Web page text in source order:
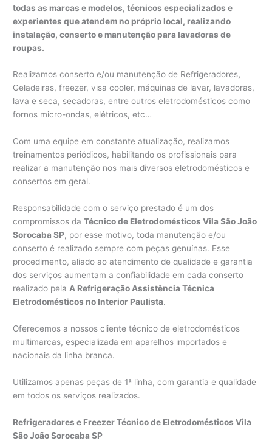
todas as marcas e modelos, técnicos especializados e
experientes que atendem no próprio local, realizando
instalação, conserto e manutenção para lavadoras de
roupas.
Realizamos conserto e/ou manutenção de Refrigeradores,
Geladeiras, freezer, visa cooler, máquinas de lavar, lavadoras,
lava e seca, secadoras, entre outros eletrodomésticos como
fornos micro-ondas, elétricos, etc…
Com uma equipe em constante atualização, realizamos
treinamentos periódicos, habilitando os profissionais para
realizar a manutenção nos mais diversos eletrodomésticos e
consertos em geral.
Responsabilidade com o serviço prestado é um dos
compromissos daTécnico de Eletrodomésticos Vila São João
Sorocaba SP, por esse motivo, toda manutenção e/ou
conserto é realizado sempre com peças genuínas. Esse
procedimento, aliado ao atendimento de qualidade e garantia
dos serviços aumentam a confiabilidade em cada conserto
realizado pela A Refrigeração Assistência Técnica
Eletrodomésticos no Interior Paulista.
Oferecemos a nossos cliente técnico de eletrodomésticos
multimarcas, especializada em aparelhos importados e
nacionais da linha branca.
Utilizamos apenas peças de 1ª linha, com garantia e qualidade
em todos os serviços realizados.
Refrigeradores e Freezer Técnico de Eletrodomésticos Vila
São João Sorocaba SP